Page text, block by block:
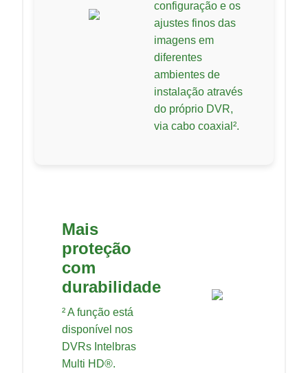
configuração e os
ajustes finos das
imagens em
diferentes
ambientes de
instalação através
do próprio DVR,
via cabo coaxial².
Mais
proteção
com
durabilidade
² A função está
disponível nos
DVRs Intelbras
Multi HD®.